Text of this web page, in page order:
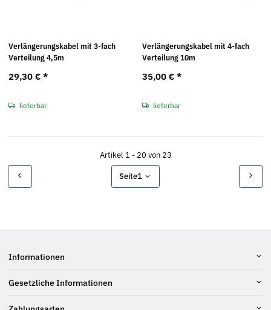
Verlängerungskabel mit 3-fach
Verteilung 4,5m
29,30 € *
lieferbar
Verlängerungskabel mit 4-fach
Verteilung 10m
35,00 € *
lieferbar
Artikel 1 - 20 von 23
Seite1
Informationen
Gesetzliche Informationen